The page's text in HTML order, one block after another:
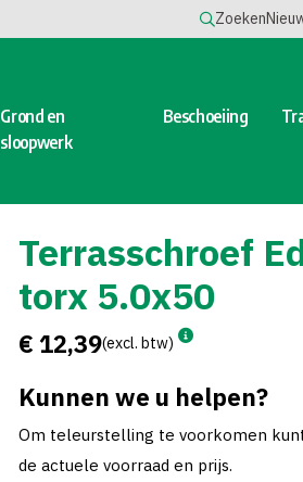
Zoeken
Grond en
sloopwerk
Beschoeiing
Terrasschroef
torx 5.0x50
€ 12,39(excl. btw)
Kunnen we u helpen?
Om teleurstelling te voorkomen
de actuele voorraad en prijs.